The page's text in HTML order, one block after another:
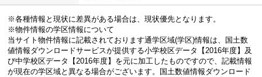
※各種情報と現状に差異がある場合は、現状優先となります。
※物件情報の学区情報について
当サイト物件情報に記載されております通学区域(学区)情報は、国土数
値情報ダウンロードサービスが提供する小学校区データ【2016年度】及
び中学校区データ【2016年度】を元に加工したものですので、記載情報
が現在の学区域と異なる場合がございます。国土数値情報ダウンロード